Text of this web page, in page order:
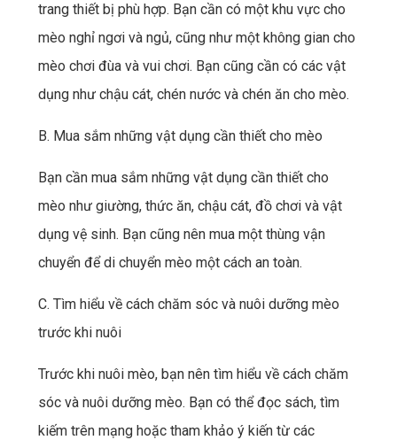
trang thiết bị phù hợp. Bạn cần có một khu vực cho
mèo nghỉ ngơi và ngủ, cũng như một không gian cho
mèo chơi đùa và vui chơi. Bạn cũng cần có các vật
dụng như chậu cát, chén nước và chén ăn cho mèo.
B. Mua sắm những vật dụng cần thiết cho mèo
Bạn cần mua sắm những vật dụng cần thiết cho
mèo như giường, thức ăn, chậu cát, đồ chơi và vật
dụng vệ sinh. Bạn cũng nên mua một thùng vận
chuyển để di chuyển mèo một cách an toàn.
C. Tìm hiểu về cách chăm sóc và nuôi dưỡng mèo
trước khi nuôi
Trước khi nuôi mèo, bạn nên tìm hiểu về cách chăm
sóc và nuôi dưỡng mèo. Bạn có thể đọc sách, tìm
kiếm trên mạng hoặc tham khảo ý kiến từ các